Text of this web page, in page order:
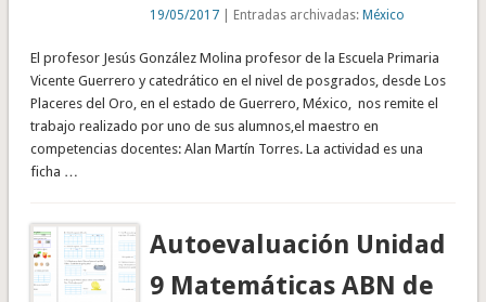
19/05/2017 | Entradas archivadas:México
El profesor Jesús González Molina profesor de la Escuela Primaria
Vicente Guerrero y catedrático en el nivel de posgrados, desde Los
Placeres del Oro, en el estado de Guerrero, México, nos remite el
trabajo realizado por uno de sus alumnos,el maestro en
competencias docentes: Alan Martín Torres. La actividad es una
ficha …
Autoevaluación Unidad
9 Matemáticas ABN de